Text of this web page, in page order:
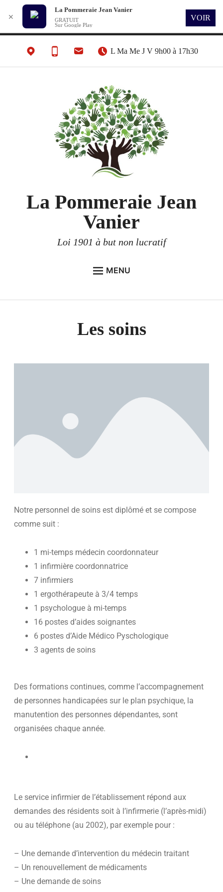
L Ma Me J V 9h00 à 17h30
La Pommeraie Jean
Vanier
Loi 1901 à but non lucratif
MENU
Genèse du projet d’établissement
La Direction
Les soins
L’hôtellerie
La restauration
Le Conseil d’établissement
Animations hebdomadaires
L’ACCUEIL DE JOUR
L’OFFRE DE REPIT
L’AAPA
AGENDA
Les soins
Notre personnel de soins est diplômé et se compose
comme suit :
1 mi-temps médecin coordonnateur
1 infirmière coordonnatrice
7 infirmiers
1 ergothérapeute à 3/4 temps
1 psychologue à mi-temps
16 postes d’aides soignantes
6 postes d’Aide Médico Pyschologique
3 agents de soins
Des formations continues, comme l’accompagnement
de personnes handicapées sur le plan psychique, la
manutention des personnes dépendantes, sont
organisées chaque année.
Le service infirmier de l’établissement répond aux
demandes des résidents soit à l’infirmerie (l’après-midi)
ou au téléphone (au 2002), par exemple pour :
– Une demande d’intervention du médecin traitant
– Un renouvellement de médicaments
– Une demande de soins
✕
La Pommeraie Jean Vanier
GRATUIT
Sur Google Play
VOIR